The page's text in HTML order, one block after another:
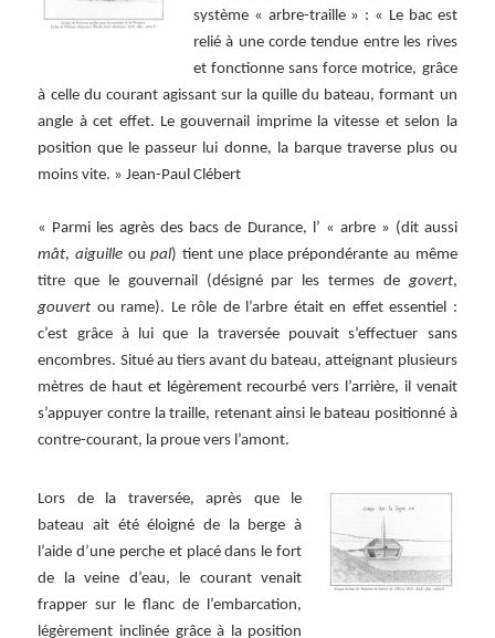
système « arbre-traille » : « Le bac est
relié à une corde tendue entre les rives
et fonctionne sans force motrice, grâce
à celle du courant agissant sur la quille du bateau, formant un
angle à cet effet. Le gouvernail imprime la vitesse et selon la
position que le passeur lui donne, la barque traverse plus ou
moins vite. » Jean-Paul Clébert
« Parmi les agrès des bacs de Durance, l’ « arbre » (dit aussi
mât,aiguille oupal) tient une place prépondérante au même
titre que le gouvernail (désigné par les termes de govert,
gouvert ou rame). Le rôle de l’arbre était en effet essentiel :
c’est grâce à lui que la traversée pouvait s’effectuer sans
encombres. Situé au tiers avant du bateau, atteignant plusieurs
mètres de haut et légèrement recourbé vers l’arrière, il venait
s’appuyer contre la traille, retenant ainsi le bateau positionné à
contre-courant, la proue vers l’amont.
Lors de la traversée, après que le
bateau ait été éloigné de la berge à
l’aide d’une perche et placé dans le fort
de la veine d’eau, le courant venait
frapper sur le flanc de l’embarcation,
légèrement inclinée grâce à la position